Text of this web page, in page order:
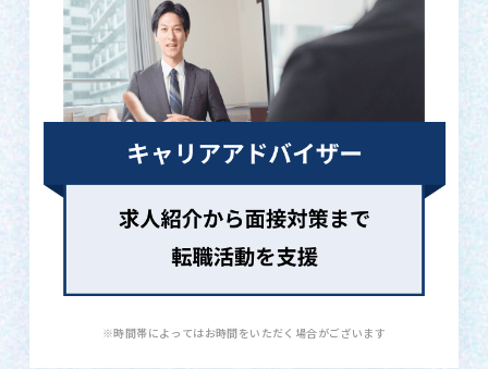
※時間帯によってはお時間をいただく場合がございます